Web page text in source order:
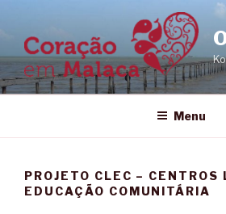
content
Menu
PROJETO CLEC – CENTROS
EDUCAÇÃO COMUNITÁRIA